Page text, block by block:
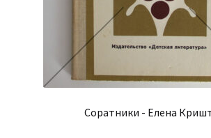
Соратники - Елена